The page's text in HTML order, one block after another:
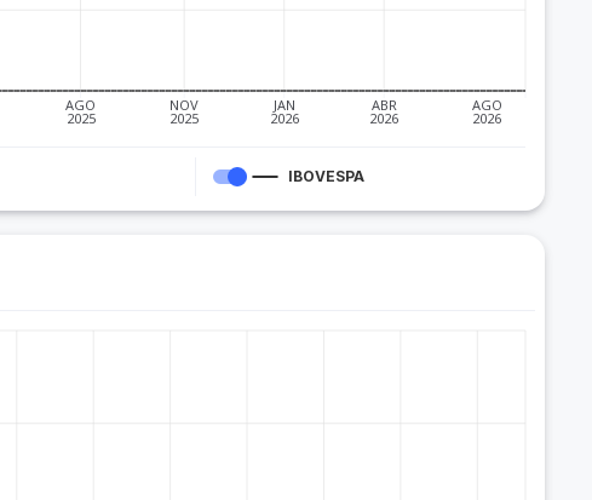
AGO
2025
NOV
2025
JAN
2026
ABR
2026
AGO
2026
IBOVESPA